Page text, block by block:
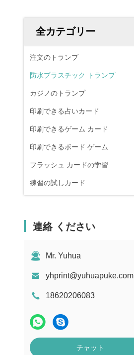
全カテゴリー
注文のトランプ
防水プラスチック トランプ
カジノのトランプ
印刷できる占いカード
印刷できるゲーム カード
印刷できるボード ゲーム
フラッシュ カードの学習
練習の試しカード
連絡 ください
Mr. Yuhua
yhprint@yuhuapuke.com
18620206083
チャット